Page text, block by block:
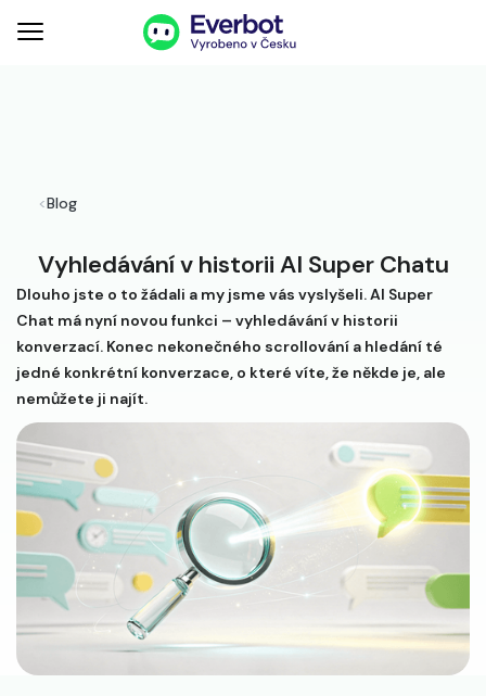
<Blog
Vyhledávání v historii AI Super Chatu
Dlouho jste o to žádali a my jsme vás vyslyšeli. AI Super
Chat má nyní novou funkci – vyhledávání v historii
konverzací. Konec nekonečného scrollování a hledání té
jedné konkrétní konverzace, o které víte, že někde je, ale
nemůžete ji najít.